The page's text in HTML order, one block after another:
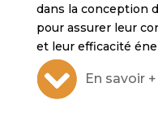
dans la conception
pour assurer leur
et leur efficacité
En savoir +